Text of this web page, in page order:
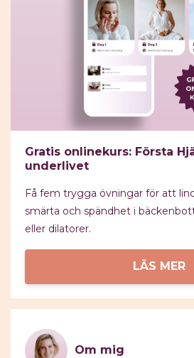
Gratis onlinekurs: Första
underlivet
Få fem trygga övningar för att
smärta och spändhet i
eller dilatorer.
LÄS MER
Om mig